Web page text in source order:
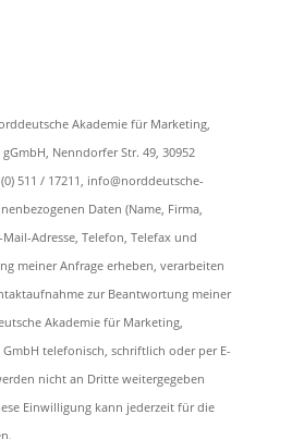
Akademie für Marketing,
Nenndorfer Str. 49, 30952
511 / 17211, info@norddeutsche-
Daten (Name, Firma,
Adresse, Telefon, Telefax und
meiner Anfrage erheben, verarbeiten
zur Beantwortung meiner
Akademie für Marketing,
telefonisch, schriftlich oder per E-
nicht an Dritte weitergegeben
Einwilligung kann jederzeit für die